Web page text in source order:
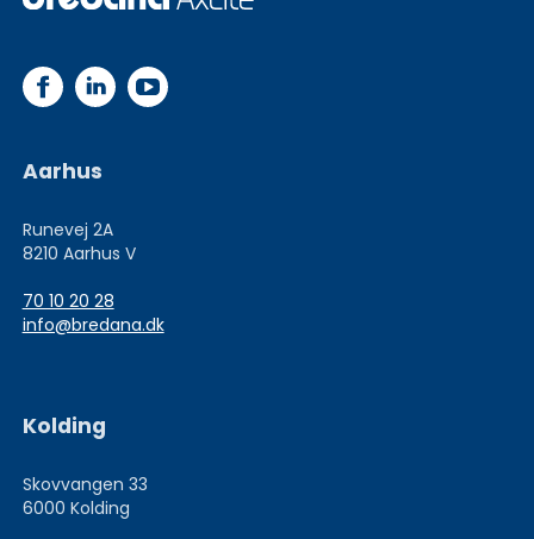
Aarhus
Runevej 2A
8210 Aarhus V
70 10 20 28
info@bredana.dk
Kolding
Skovvangen 33
6000 Kolding